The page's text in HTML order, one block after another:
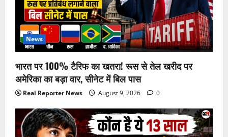
News
भारत पर 100% टैरिफ का खतरा! रूस से तेल खरीद पर
अमेरिका का बड़ा वार, सीनेट में बिल पास
Real Reporter News August 9, 2026 0